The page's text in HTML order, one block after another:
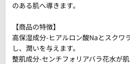
のある肌へ導きます。
【商品の特徴】
高保湿成分-ヒアルロン酸Naとスクワ
し、潤いを与えます。
整肌成分-センチフォリアバラ花水が